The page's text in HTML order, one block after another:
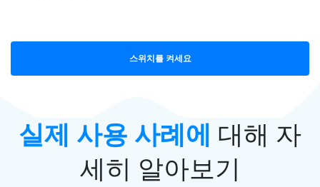
스위치를 켜세요
실제 사용 사례에 대해 자
세히 알아보기